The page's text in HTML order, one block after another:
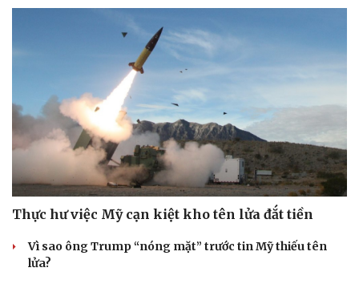
Thực hư việc Mỹ cạn kiệt kho tên lửa đắt tiền
Vì sao ông Trump “nóng mặt” trước tin Mỹ thiếu tên
lửa?